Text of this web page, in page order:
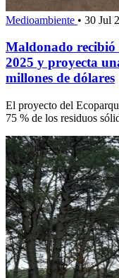
Medioambiente • 30 Jul
Maldonado recibió
2025 y proyecta
millones de dólares
El proyecto del
75 % de los residuos